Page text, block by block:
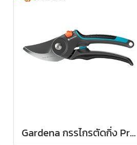
Gardena กรรไกรตัดกิ่ง PremiumCut Pro -สำหรับตัดกิ่งกว้างสูงสุด 24 มม. (12251-20)